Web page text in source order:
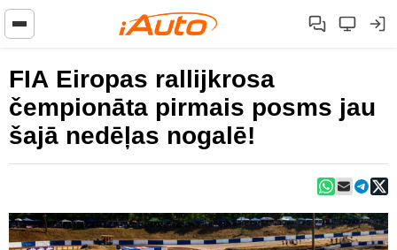
FIA Eiropas rallijkrosa
čempionāta pirmais posms jau
šajā nedēļas nogalē!